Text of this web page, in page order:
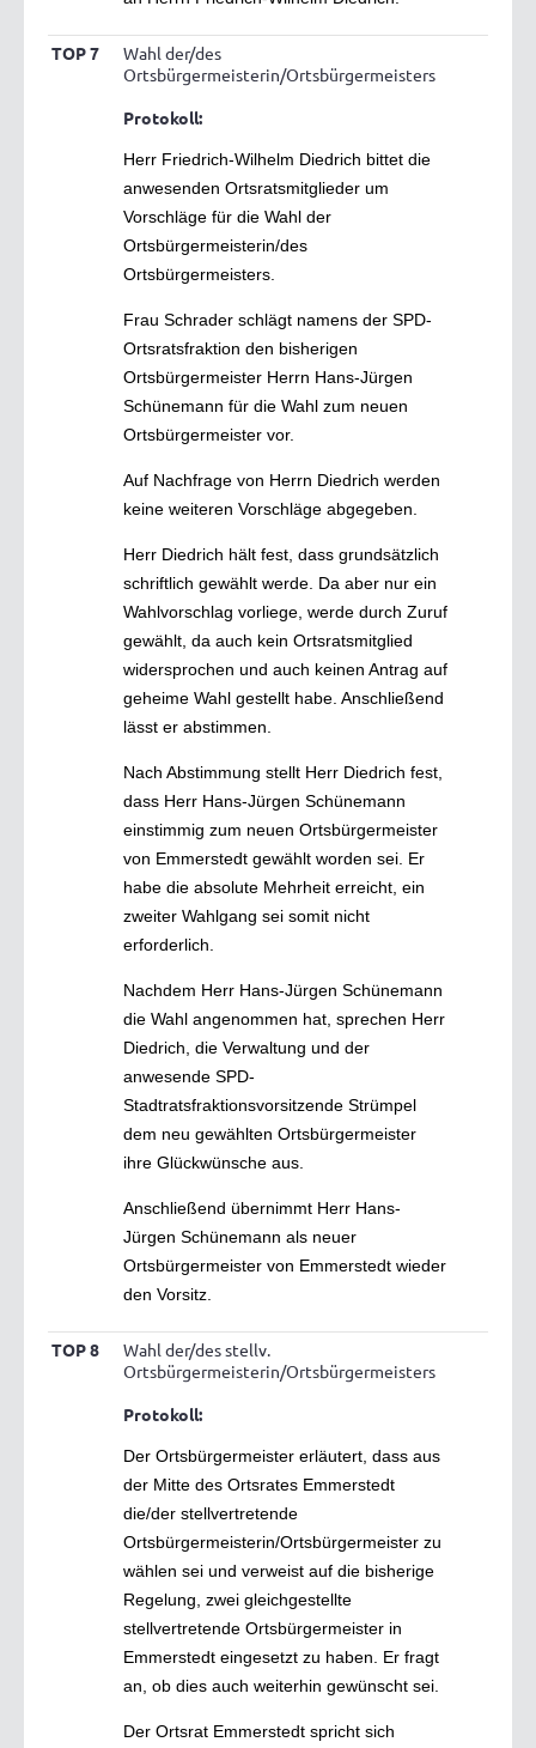
TOP 7
Wahl der/des
Ortsbürgermeisterin/Ortsbürgermeisters
Protokoll:
Herr Friedrich-Wilhelm Diedrich bittet die
anwesenden Ortsratsmitglieder um
Vorschläge für die Wahl der
Ortsbürgermeisterin/des
Ortsbürgermeisters.
Frau Schrader schlägt namens der SPD-
Ortsratsfraktion den bisherigen
Ortsbürgermeister Herrn Hans-Jürgen
Schünemann für die Wahl zum neuen
Ortsbürgermeister vor.
Auf Nachfrage von Herrn Diedrich werden
keine weiteren Vorschläge abgegeben.
Herr Diedrich hält fest, dass grundsätzlich
schriftlich gewählt werde. Da aber nur ein
Wahlvorschlag vorliege, werde durch Zuruf
gewählt, da auch kein Ortsratsmitglied
widersprochen und auch keinen Antrag auf
geheime Wahl gestellt habe. Anschließend
lässt er abstimmen.
Nach Abstimmung stellt Herr Diedrich fest,
dass Herr Hans-Jürgen Schünemann
einstimmig zum neuen Ortsbürgermeister
von Emmerstedt gewählt worden sei. Er
habe die absolute Mehrheit erreicht, ein
zweiter Wahlgang sei somit nicht
erforderlich.
Nachdem Herr Hans-Jürgen Schünemann
die Wahl angenommen hat, sprechen Herr
Diedrich, die Verwaltung und der
anwesende SPD-
Stadtratsfraktionsvorsitzende Strümpel
dem neu gewählten Ortsbürgermeister
ihre Glückwünsche aus.
Anschließend übernimmt Herr Hans-
Jürgen Schünemann als neuer
Ortsbürgermeister von Emmerstedt wieder
den Vorsitz.
TOP 8
Wahl der/des stellv.
Ortsbürgermeisterin/Ortsbürgermeisters
Protokoll:
Der Ortsbürgermeister erläutert, dass aus
der Mitte des Ortsrates Emmerstedt
die/der stellvertretende
Ortsbürgermeisterin/Ortsbürgermeister zu
wählen sei und verweist auf die bisherige
Regelung, zwei gleichgestellte
stellvertretende Ortsbürgermeister in
Emmerstedt eingesetzt zu haben. Er fragt
an, ob dies auch weiterhin gewünscht sei.
Der Ortsrat Emmerstedt spricht sich